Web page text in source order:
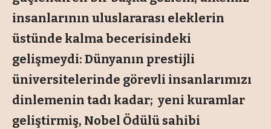
insanlarının uluslararası eleklerin
üstünde kalma becerisindeki
gelişmeydi: Dünyanın prestijli
üniversitelerinde görevli insanlarımızı
dinlemenin tadı kadar; yeni kuramlar
geliştirmiş, Nobel Ödülü sahibi